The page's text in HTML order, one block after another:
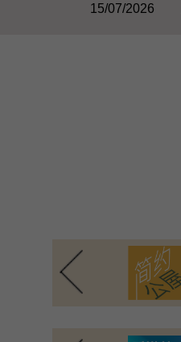
15/07/2026